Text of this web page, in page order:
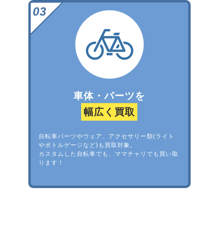
車体・パーツを
幅広く買取
自転車パーツやウェア、アクセサリー類(ライト
やボトルゲージなど)も買取対象。
カスタムした自転車でも、ママチャリでも買い取
ります！